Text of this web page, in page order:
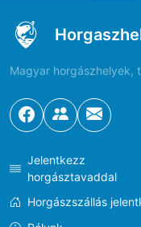
Magyar horgászhelyek,
Jelentkezz
horgásztavaddal
Horgászszállás